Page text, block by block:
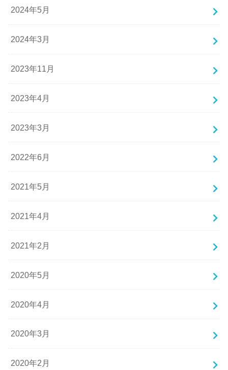
2024年5月
2024年3月
2023年11月
2023年4月
2023年3月
2022年6月
2021年5月
2021年4月
2021年2月
2020年5月
2020年4月
2020年3月
2020年2月